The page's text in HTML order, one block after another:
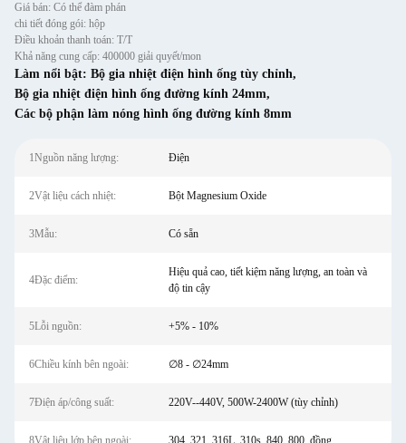
Giá bán: Có thể đàm phán
chi tiết đóng gói: hộp
Điều khoản thanh toán: T/T
Khả năng cung cấp: 400000 giải quyết/mon
Làm nổi bật: Bộ gia nhiệt điện hình ống tùy chỉnh,
Bộ gia nhiệt điện hình ống đường kính 24mm,
Các bộ phận làm nóng hình ống đường kính 8mm
1Nguồn năng lượng: Điện
2Vật liệu cách nhiệt: Bột Magnesium Oxide
3Mẫu: Có sẵn
4Đặc điểm:
Hiệu quả cao, tiết kiệm năng lượng, an toàn và
độ tin cậy
5Lỗi nguồn: +5% - 10%
6Chiều kính bên ngoài: ∅8 - ∅24mm
7Điện áp/công suất: 220V--440V, 500W-2400W (tùy chỉnh)
8Vật liệu lớp bên ngoài: 304, 321, 316L, 310s, 840, 800, đồng